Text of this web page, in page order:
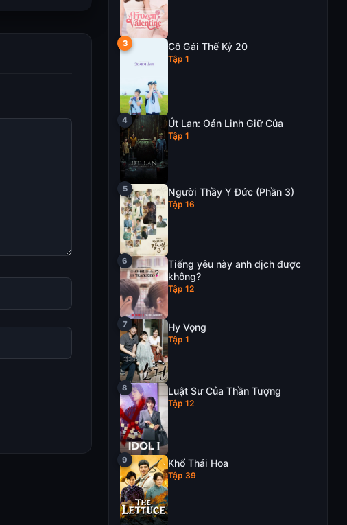
Cô Gái Thế Kỷ 20
Tập 1
Út Lan: Oán Linh Giữ Của
Tập 1
Người Thầy Y Đức (Phần 3)
Tập 16
Tiếng yêu này anh dịch được
không?
Tập 12
Hy Vọng
Tập 1
Luật Sư Của Thần Tượng
Tập 12
Khổ Thái Hoa
Tập 39